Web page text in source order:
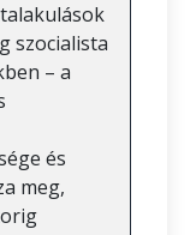
szocialista
– a
és
meg,